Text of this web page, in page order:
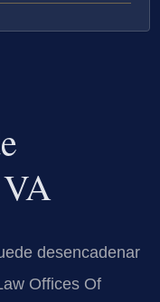
desencadenar
Offices Of